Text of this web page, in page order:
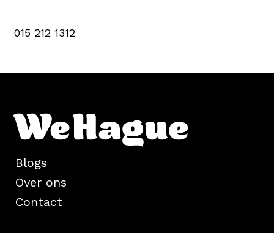
015 212 1312
Blogs
Over ons
Contact